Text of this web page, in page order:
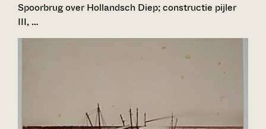
Spoorbrug over Hollandsch Diep; constructie pijler
III, …